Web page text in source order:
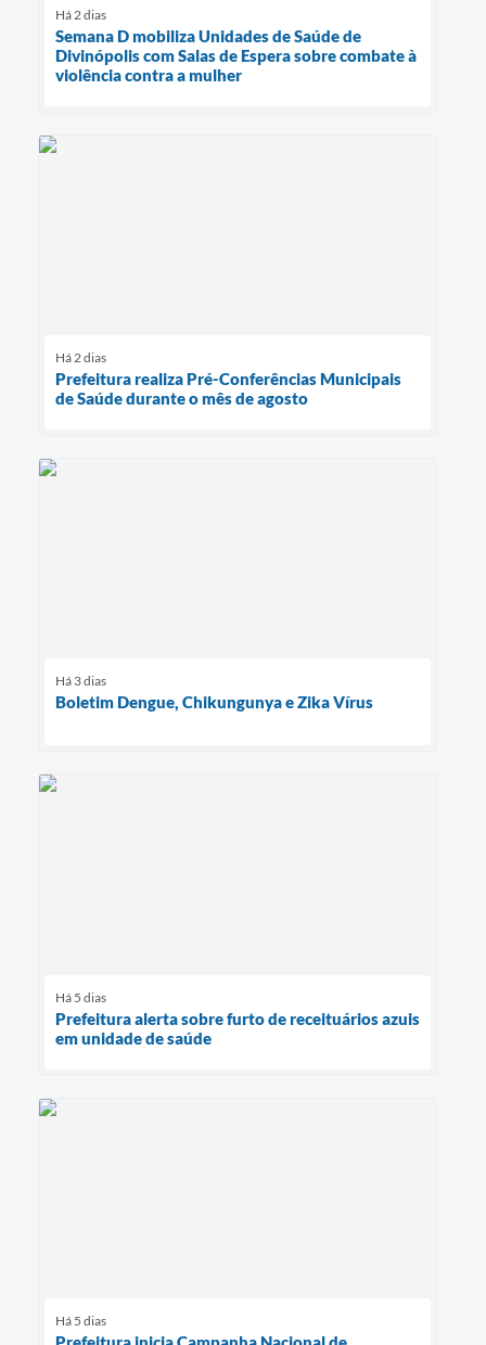
Há 2 dias
Semana D mobiliza Unidades de Saúde de
Divinópolis com Salas de Espera sobre combate à
violência contra a mulher
Há 2 dias
Prefeitura realiza Pré-Conferências Municipais
de Saúde durante o mês de agosto
Há 3 dias
Boletim Dengue, Chikungunya e Zika Vírus
Há 5 dias
Prefeitura alerta sobre furto de receituários azuis
em unidade de saúde
Há 5 dias